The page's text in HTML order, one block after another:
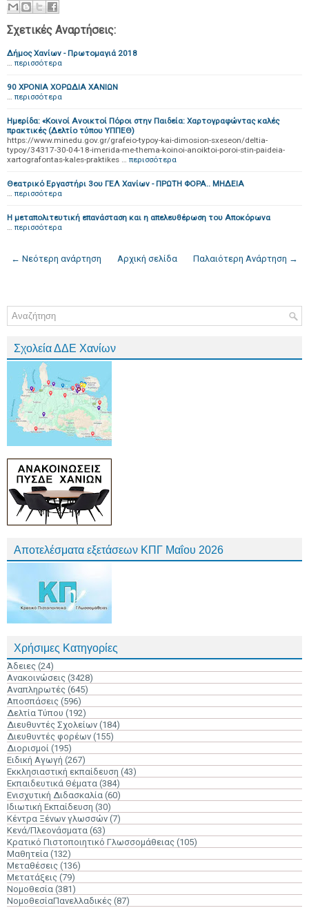
Σχετικές Αναρτήσεις:
Δήμος Χανίων - Πρωτομαγιά 2018
… περισσότερα
90 ΧΡΟΝΙΑ ΧΟΡΩΔΙΑ ΧΑΝΙΩΝ
… περισσότερα
Ημερίδα: «Κοινοί Ανοικτοί Πόροι στην Παιδεία: Χαρτογραφώντας καλές
πρακτικές (Δελτίο τύπου ΥΠΠΕΘ)
https://www.minedu.gov.gr/grafeio-typoy-kai-dimosion-sxeseon/deltia-
typoy/34317-30-04-18-imerida-me-thema-koinoi-anoiktoi-poroi-stin-paideia-
xartografontas-kales-praktikes … περισσότερα
Θεατρικό Εργαστήρι 3ου ΓΕΛ Χανίων - ΠΡΩΤΗ ΦΟΡΑ.. ΜΗΔΕΙΑ
… περισσότερα
Η μεταπολιτευτική επανάσταση και η απελευθέρωση του Αποκόρωνα
… περισσότερα
← Νεότερη ανάρτηση Παλαιότερη Ανάρτηση →
Αρχική σελίδα
Σχολεία ΔΔΕ Χανίων
Αποτελέσματα εξετάσεων ΚΠΓ Μαΐου 2026
Χρήσιμες Κατηγορίες
Άδειες (24)
Ανακοινώσεις (3428)
Αναπληρωτές (645)
Αποσπάσεις (596)
Δελτία Τύπου (192)
Διευθυντές Σχολείων (184)
Διευθυντές φορέων (155)
Διορισμοί (195)
Ειδική Αγωγή (267)
Εκκλησιαστική εκπαίδευση (43)
Εκπαιδευτικά Θέματα (384)
Ενισχυτική Διδασκαλία (60)
Ιδιωτική Εκπαίδευση (30)
Κέντρα Ξένων γλωσσών (7)
Κενά/Πλεονάσματα (63)
Κρατικό Πιστοποιητικό Γλωσσομάθειας (105)
Μαθητεία (132)
Μεταθέσεις (136)
Μετατάξεις (79)
Νομοθεσία (381)
ΝομοθεσίαΠανελλαδικές (87)